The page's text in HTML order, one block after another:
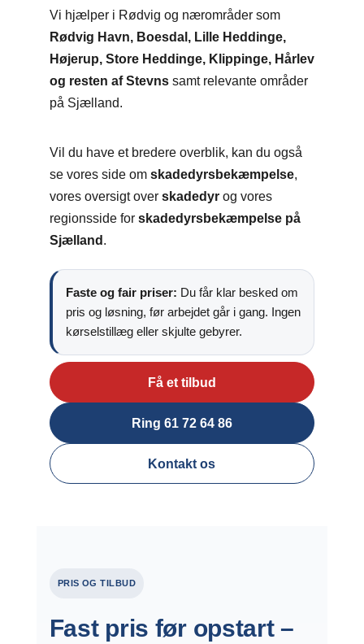
Vi hjælper i Rødvig og nærområder som
Rødvig Havn, Boesdal, Lille Heddinge,
Højerup, Store Heddinge, Klippinge, Hårlev
og resten af Stevnssamt relevante områder
på Sjælland.
Vil du have et bredere overblik, kan du også
se vores side om skadedyrsbekæmpelse,
vores oversigt over skadedyrog vores
regionsside for skadedyrsbekæmpelse på
Sjælland .
Faste og fair priser: Du får klar besked om
pris og løsning, før arbejdet går i gang. Ingen
kørselstillæg eller skjulte gebyrer.
Få et tilbud
Ring 61 72 64 86
Kontakt os
PRIS OG TILBUD
Fast pris før opstart –